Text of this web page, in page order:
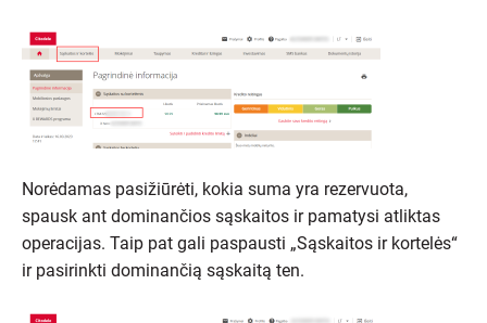
Norėdamas pasižiūrėti, kokia suma yra rezervuota,
spausk ant dominančios sąskaitos ir pamatysi atliktas
operacijas. Taip pat gali paspausti „Sąskaitos ir kortelės“
ir pasirinkti dominančią sąskaitą ten.